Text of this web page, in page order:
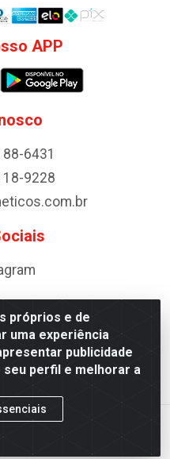
próprios e de
uma experiência
publicidade
perfil e melhorar a
APP
6431
9228
LTDA - BA-052,
44600-000 - CNPJ
75